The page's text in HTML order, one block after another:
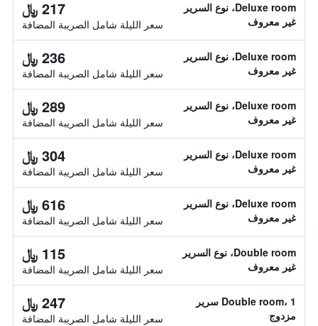
Deluxe room، نوع السرير
غير معروف
217 ﷼
سعر الليلة شامل الصريبة المضافة
Deluxe room، نوع السرير
غير معروف
236 ﷼
سعر الليلة شامل الصريبة المضافة
Deluxe room، نوع السرير
غير معروف
289 ﷼
سعر الليلة شامل الصريبة المضافة
Deluxe room، نوع السرير
غير معروف
304 ﷼
سعر الليلة شامل الصريبة المضافة
Deluxe room، نوع السرير
غير معروف
616 ﷼
سعر الليلة شامل الصريبة المضافة
Double room، نوع السرير
غير معروف
115 ﷼
سعر الليلة شامل الصريبة المضافة
Double room، 1 سرير
مزدوج
247 ﷼
سعر الليلة شامل الصريبة المضافة